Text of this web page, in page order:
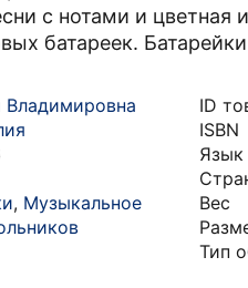
с нотами и цветная
батареек.
, Музыкальное
ID
ISBN
Язык
Вес
Тип